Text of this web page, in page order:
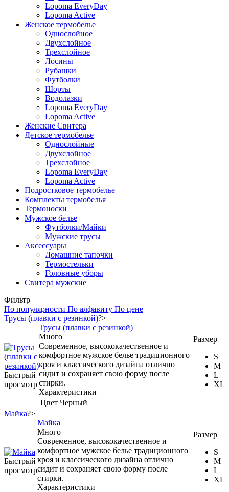
Lopoma EveryDay
Lopoma Active
Женское термобелье
Однослойное
Двуxслойное
Трехслойное
Лосины
Рубашки
Футболки
Шорты
Водолазки
Lopoma EveryDay
Lopoma Active
Женские Свитера
Детское термобелье
Однослойные
Двуxслойное
Трехслойное
Lopoma EveryDay
Lopoma Active
Подростковое термобелье
Комплекты термобелья
Термоноски
Мужское белье
Футболки/Майки
Мужские трусы
Аксессуары
Домашние тапочки
Термостельки
Головные уборы
Свитера мужские
Фильтр
По популярности По алфавиту По цене
Трусы (плавки с резинкой)?>
Быстрый
просмотр
Трусы (плавки с резинкой)
Много
Современное, высококачественное и
комфортное мужское белье традиционного
кроя и классического дизайна отлично
сидит и сохраняет свою форму после
стирки.
Характеристики
Цвет Черный
Размер
S
M
L
XL
Майка?>
Быстрый
просмотр
Майка
Много
Современное, высококачественное и
комфортное мужское белье традиционного
кроя и классического дизайна отлично
сидит и сохраняет свою форму после
стирки.
Характеристики
Размер
S
M
L
XL